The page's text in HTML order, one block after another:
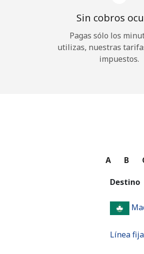
Sin cobros
Pagas sólo los
utilizas, nuestras
impuestos.
A B
Destino
Línea fija